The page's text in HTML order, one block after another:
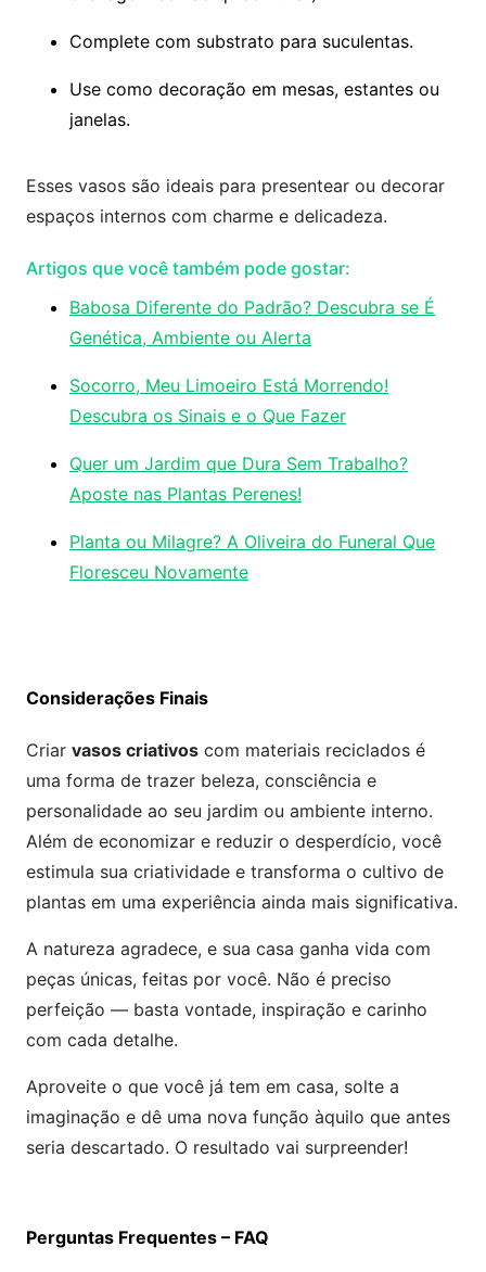
Complete com substrato para suculentas.
Use como decoração em mesas, estantes ou
janelas.
Esses vasos são ideais para presentear ou decorar
espaços internos com charme e delicadeza.
Artigos que você também pode gostar:
Babosa Diferente do Padrão? Descubra se É
Genética, Ambiente ou Alerta
Socorro, Meu Limoeiro Está Morrendo!
Descubra os Sinais e o Que Fazer
Quer um Jardim que Dura Sem Trabalho?
Aposte nas Plantas Perenes!
Planta ou Milagre? A Oliveira do Funeral Que
Floresceu Novamente
Considerações Finais
Criar vasos criativos com materiais reciclados é
uma forma de trazer beleza, consciência e
personalidade ao seu jardim ou ambiente interno.
Além de economizar e reduzir o desperdício, você
estimula sua criatividade e transforma o cultivo de
plantas em uma experiência ainda mais significativa.
A natureza agradece, e sua casa ganha vida com
peças únicas, feitas por você. Não é preciso
perfeição — basta vontade, inspiração e carinho
com cada detalhe.
Aproveite o que você já tem em casa, solte a
imaginação e dê uma nova função àquilo que antes
seria descartado. O resultado vai surpreender!
Perguntas Frequentes – FAQ